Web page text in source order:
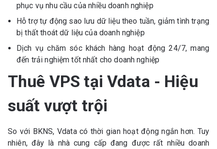
phục vụ nhu cầu của nhiều doanh nghiệp
Hỗ trợ tự động sao lưu dữ liệu theo tuần, giảm tình trạng
bị thất thoát dữ liệu của doanh nghiệp
Dịch vụ chăm sóc khách hàng hoạt động 24/7, mang
đến trải nghiệm tốt nhất cho doanh nghiệp
Thuê VPS tại Vdata - Hiệu
suất vượt trội
So với BKNS, Vdata có thời gian hoạt động ngắn hơn. Tuy
nhiên, đây là nhà cung cấp đang được rất nhiều doanh